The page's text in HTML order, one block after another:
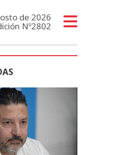
de 2026
Nº2802